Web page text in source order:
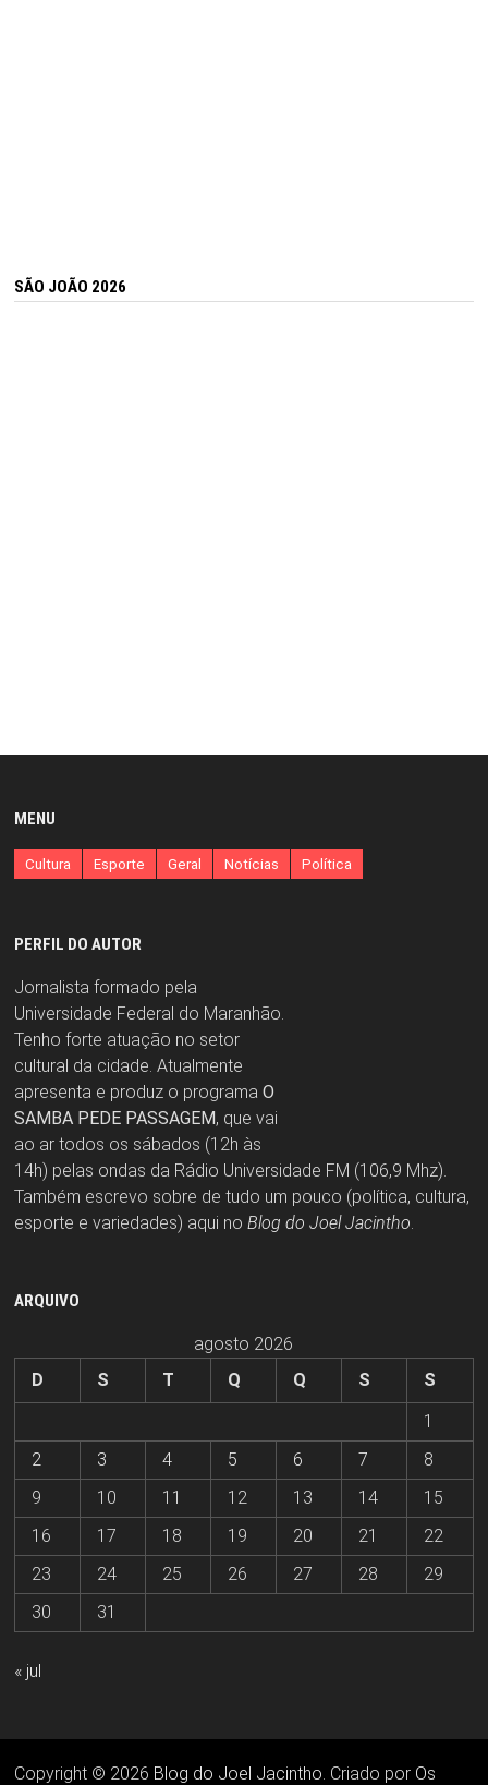
SÃO JOÃO 2026
MENU
Cultura Esporte Geral Notícias Política
PERFIL DO AUTOR
Jornalista formado pela
Universidade Federal do Maranhão.
Tenho forte atuação no setor
cultural da cidade. Atualmente
apresenta e produz o programa O
SAMBA PEDE PASSAGEM, que vai
ao ar todos os sábados (12h às
14h) pelas ondas da Rádio Universidade FM (106,9 Mhz).
Também escrevo sobre de tudo um pouco (política, cultura,
esporte e variedades) aqui no Blog do Joel Jacintho.
ARQUIVO
agosto 2026
D
S T Q Q S
S
1
2
3 4 5 6 7
8
9
10 11 12 13 14
15
16
17 18 19 20 21
22
23
24 25 26 27 28
29
30
31
« jul
Copyright © 2026 Blog do Joel Jacintho. Criado por Os